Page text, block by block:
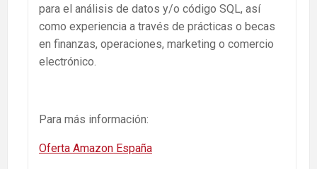
para el análisis de datos y/o código SQL, así
como experiencia a través de prácticas o becas
en finanzas, operaciones, marketing o comercio
electrónico.
Para más información:
Oferta Amazon España